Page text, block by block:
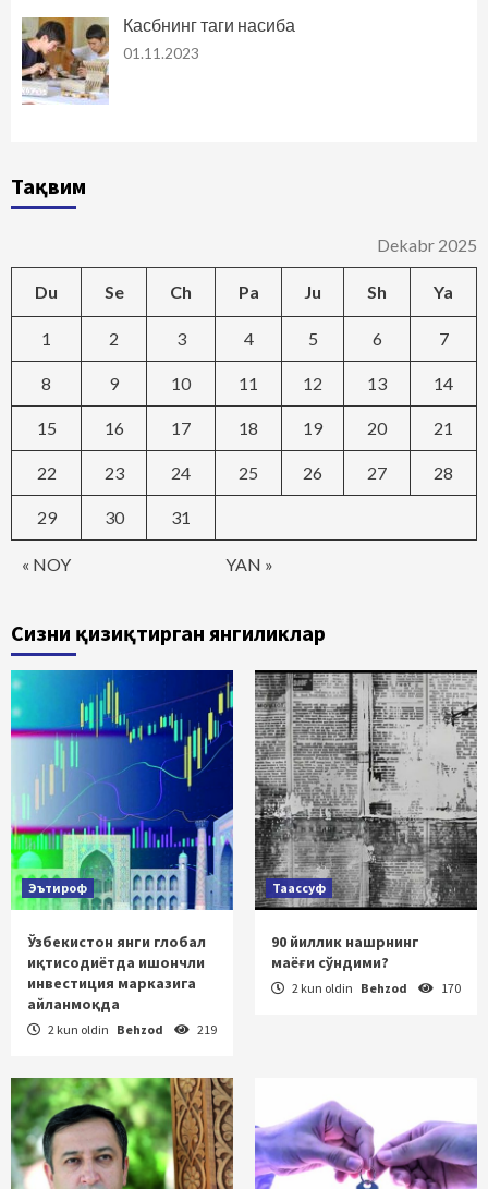
Касбнинг таги насиба
01.11.2023
Тақвим
Dekabr 2025
Du Se Ch Pa Ju Sh Ya
« NOY YAN »
1 2 3 4 5 6 7
8 9 10 11 12 13 14
15 16 17 18 19 20 21
22 23 24 25 26 27 28
29 30 31
Сизни қизиқтирган янгиликлар
Эътироф
Ўзбекистон янги глобал
иқтисодиётда ишончли
инвестиция марказига
айланмоқда
2 kun oldin Behzod 219
Таассуф
90 йиллик нашрнинг
маёғи сўндими?
2 kun oldin Behzod 170